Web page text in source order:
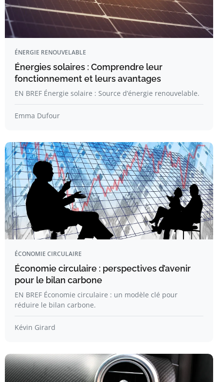
ÉNERGIE RENOUVELABLE
Énergies solaires : Comprendre leur
fonctionnement et leurs avantages
EN BREF Énergie solaire : Source d’énergie renouvelable.
Emma Dufour
ÉCONOMIE CIRCULAIRE
Économie circulaire : perspectives d’avenir
pour le bilan carbone
EN BREF Économie circulaire : un modèle clé pour
réduire le bilan carbone.
Kévin Girard